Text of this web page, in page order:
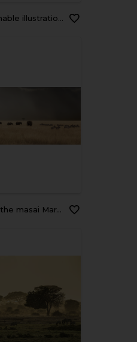
in ethnic style. Graphic art
elephants and zebras